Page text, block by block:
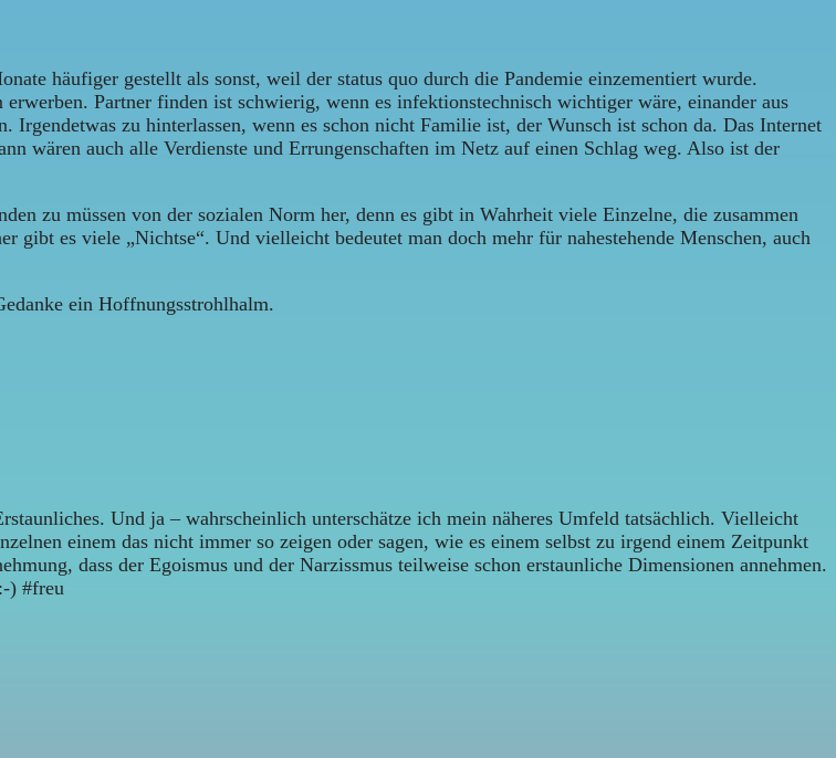
häufiger gestellt als sonst, weil der status quo durch die Pandemie einzementiert wurde.
Partner finden ist schwierig, wenn es infektionstechnisch wichtiger wäre, einander aus
Irgendetwas zu hinterlassen, wenn es schon nicht Familie ist, der Wunsch ist schon da. Das Internet
wären auch alle Verdienste und Errungenschaften im Netz auf einen Schlag weg. Also ist der
zu müssen von der sozialen Norm her, denn es gibt in Wahrheit viele Einzelne, die zusammen
es viele „Nichtse“. Und vielleicht bedeutet man doch mehr für nahestehende Menschen, auch
ein Hoffnungsstrohlhalm.
Und ja – wahrscheinlich unterschätze ich mein näheres Umfeld tatsächlich. Vielleicht
einem das nicht immer so zeigen oder sagen, wie es einem selbst zu irgend einem Zeitpunkt
dass der Egoismus und der Narzissmus teilweise schon erstaunliche Dimensionen annehmen.
) #freu